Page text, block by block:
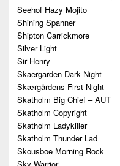
Seehof Hazy Mojito
Shining Spanner
Shipton Carrickmore
Silver Light
Sir Henry
Skaergarden Dark Night
Skærgårdens First Night
Skatholm Big Chief – AUT
Skatholm Copyright
Skatholm Ladykiller
Skatholm Thunder Lad
Skousboe Morning Rock